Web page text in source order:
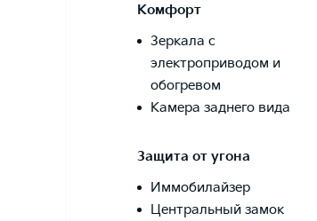
Комфорт
Зеркала с
электроприводом и
обогревом
Камера заднего вида
Защита от угона
Иммобилайзер
Центральный замок